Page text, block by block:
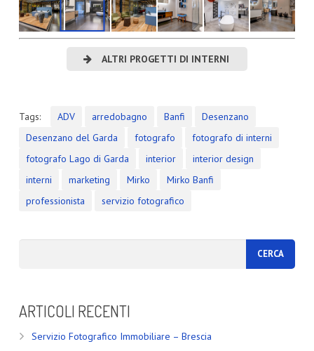
ALTRI PROGETTI DI INTERNI
Tags: ADV arredobagno Banfi
Desenzano
Desenzano del Garda
fotografo
fotografo di interni
fotografo Lago di Garda
interior
interior design
interni
marketing Mirko
Mirko Banfi
professionista
servizio fotografico
ARTICOLI RECENTI
Servizio Fotografico Immobiliare – Brescia